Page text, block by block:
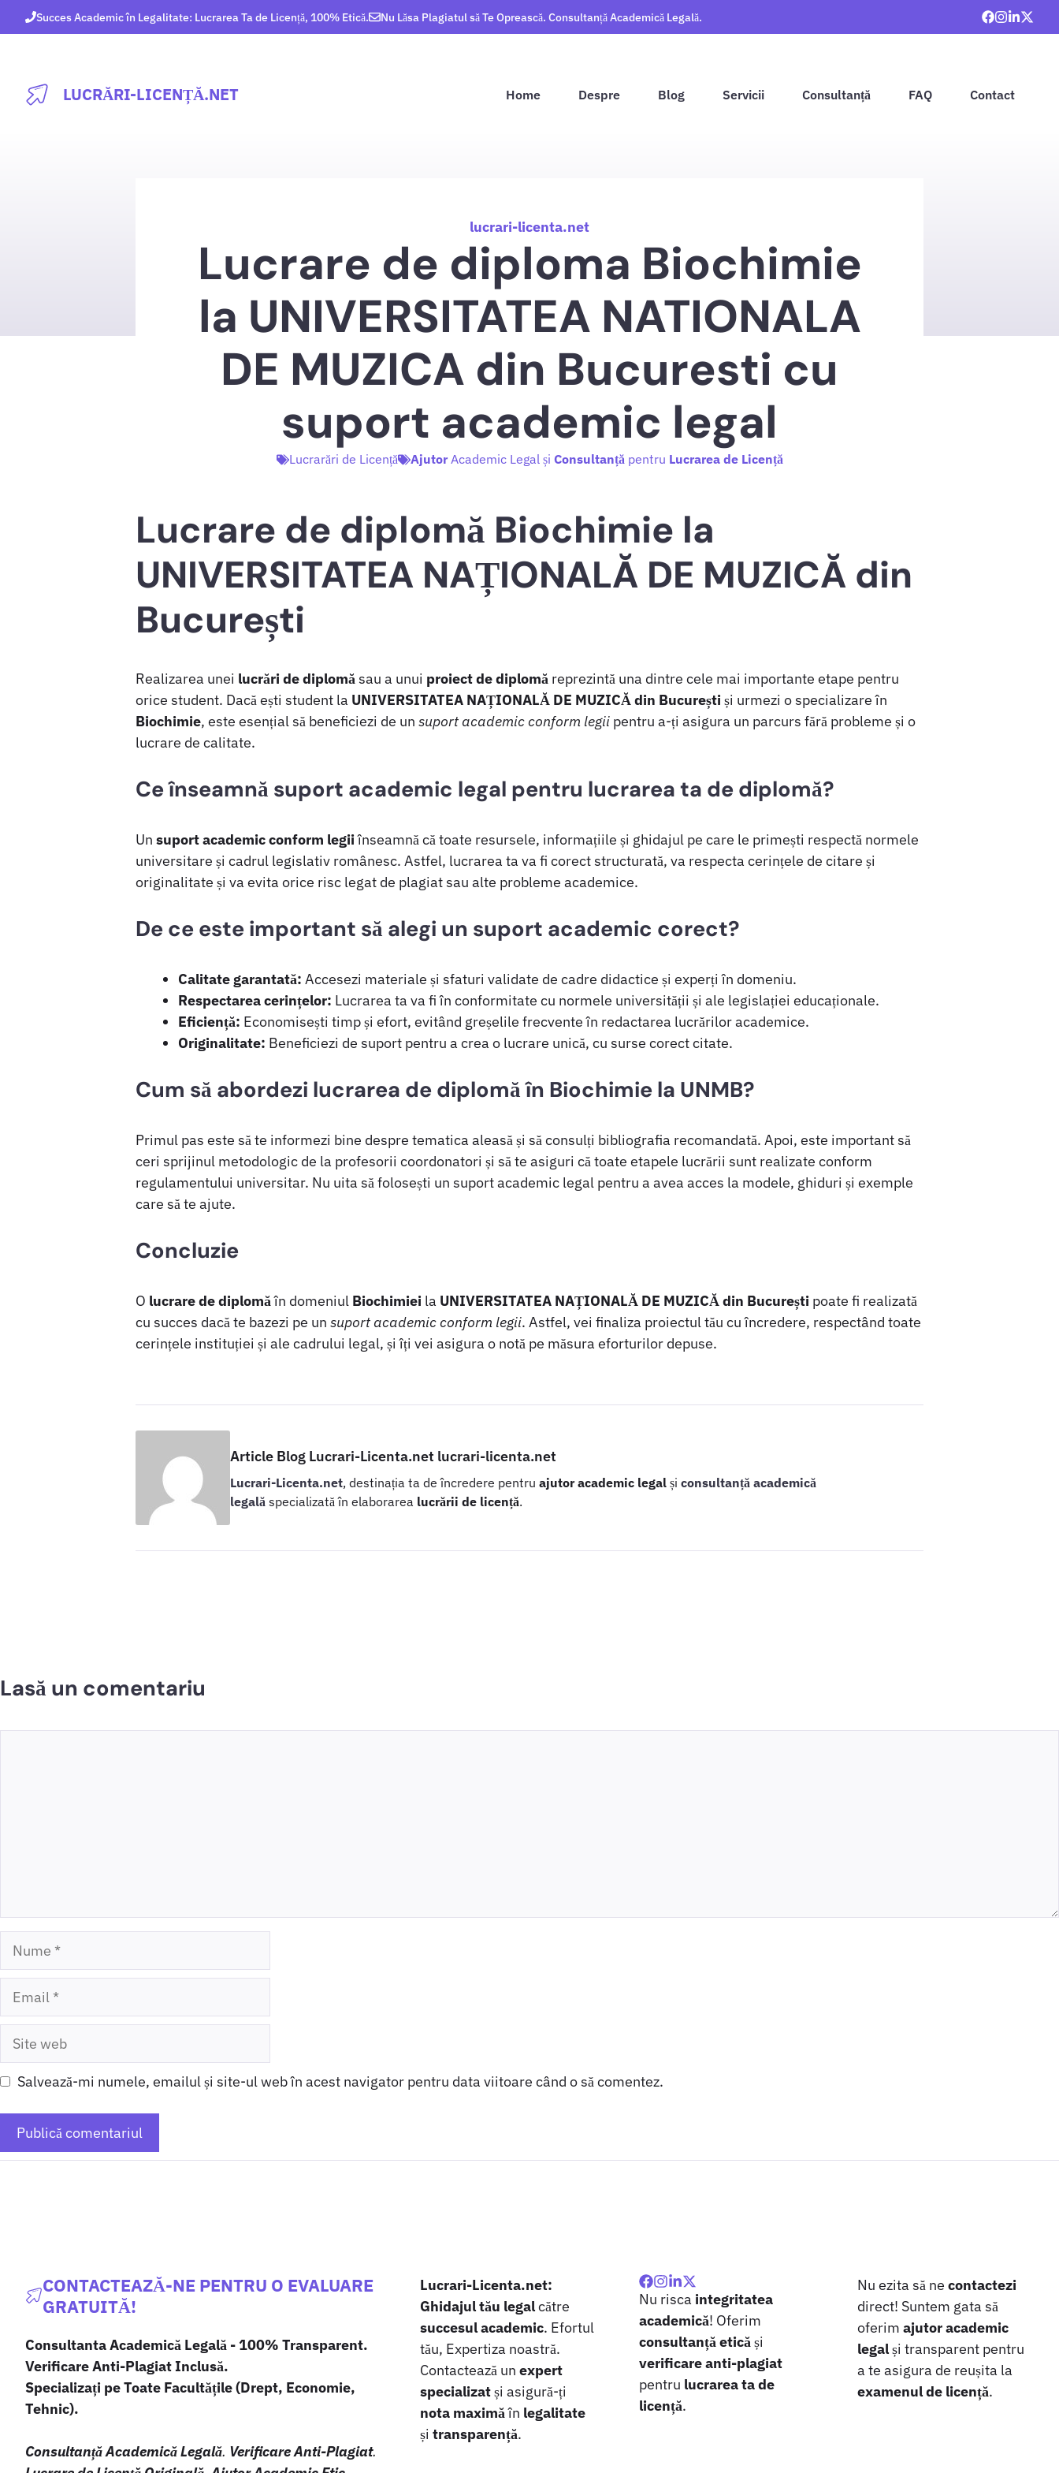
la
Succes Academic în Legalitate: Lucrarea Ta de Licență, 100% Etică. Nu Lăsa Plagiatul să Te Oprească. Consultanță Academică Legală.
LUCRĂRI-LICENȚĂ.NET Home Despre Blog Servicii Consultanță FAQ Contact
lucrari-licenta.net
Lucrare de diploma Biochimie
la UNIVERSITATEA NATIONALA
DE MUZICA din Bucuresti cu
suport academic legal
Lucrarări de Licență Ajutor Academic Legal și Consultanță pentru Lucrarea de Licență
Lucrare de diplomă Biochimie la
UNIVERSITATEA NAȚIONALĂ DE MUZICĂ din
București
Realizarea unei lucrări de diplomăsau a unui proiect de diplomă reprezintă una dintre cele mai importante etape pentru
orice student. Dacă ești student la UNIVERSITATEA NAȚIONALĂ DE MUZICĂ din Bucureștiși urmezi o specializare în
Biochimie, este esențial să beneficiezi de un suport academic conform legii pentru a-ți asigura un parcurs fără probleme și o
lucrare de calitate.
Ce înseamnă suport academic legal pentru lucrarea ta de diplomă?
Un suport academic conform legiiînseamnă că toate resursele, informațiile și ghidajul pe care le primești respectă normele
universitare și cadrul legislativ românesc. Astfel, lucrarea ta va fi corect structurată, va respecta cerințele de citare și
originalitate și va evita orice risc legat de plagiat sau alte probleme academice.
De ce este important să alegi un suport academic corect?
Calitate garantată: Accesezi materiale și sfaturi validate de cadre didactice și experți în domeniu.
Respectarea cerințelor: Lucrarea ta va fi în conformitate cu normele universității și ale legislației educaționale.
Eficiență: Economisești timp și efort, evitând greșelile frecvente în redactarea lucrărilor academice.
Originalitate: Beneficiezi de suport pentru a crea o lucrare unică, cu surse corect citate.
Cum să abordezi lucrarea de diplomă în Biochimie la UNMB?
Primul pas este să te informezi bine despre tematica aleasă și să consulți bibliografia recomandată. Apoi, este important să
ceri sprijinul metodologic de la profesorii coordonatori și să te asiguri că toate etapele lucrării sunt realizate conform
regulamentului universitar. Nu uita să folosești un suport academic legal pentru a avea acces la modele, ghiduri și exemple
care să te ajute.
Concluzie
O lucrare de diplomăîn domeniul Biochimiei la UNIVERSITATEA NAȚIONALĂ DE MUZICĂ din București poate fi realizată
cu succes dacă te bazezi pe un suport academic conform legii. Astfel, vei finaliza proiectul tău cu încredere, respectând toate
cerințele instituției și ale cadrului legal, și îți vei asigura o notă pe măsura eforturilor depuse.
Article Blog Lucrari-Licenta.net lucrari-licenta.net
Lucrari-Licenta.net, destinația ta de încredere pentru ajutor academic legal și consultanță academică
legală specializată în elaborarea lucrării de licență.
Lasă un comentariu
Nume
Email
Site
Salvează-mi numele, emailul și site-ul web în acest navigator pentru data viitoare când o să comentez.
CONTACTEAZĂ-NE PENTRU O EVALUARE
GRATUITĂ!
Consultanta Academică Legală - 100% Transparent.
Verificare Anti-Plagiat Inclusă.
Specializați pe Toate Facultățile (Drept, Economie,
Tehnic).
Consultanță Academică Legală. Verificare Anti-Plagiat.
Lucrari-Licenta.net:
Ghidajul tău legalcătre
succesul academic. Efortul
tău, Expertiza noastră.
Contactează unexpert
specializatși asigură-ți
nota maximăîn legalitate
șitransparență.
Nu risca integritatea
academică! Oferim
consultanță eticăși
verificare anti-plagiat
pentru lucrarea ta de
licență.
Nu ezita să necontactezi
direct! Suntem gata să
oferimajutor academic
legalși transparent pentru
a te asigura de reușita la
examenul de licență.